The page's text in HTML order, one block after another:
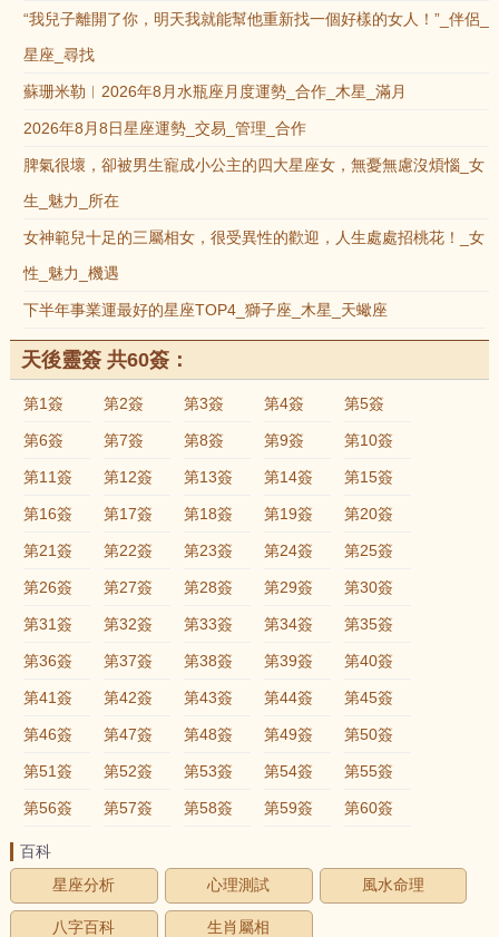
“我兒子離開了你，明天我就能幫他重新找一個好樣的女人！”_伴侶_
星座_尋找
蘇珊米勒︱2026年8月水瓶座月度運勢_合作_木星_滿月
2026年8月8日星座運勢_交易_管理_合作
脾氣很壞，卻被男生寵成小公主的四大星座女，無憂無慮沒煩惱_女
生_魅力_所在
女神範兒十足的三屬相女，很受異性的歡迎，人生處處招桃花！_女
性_魅力_機遇
下半年事業運最好的星座TOP4_獅子座_木星_天蠍座
天後靈簽 共60簽：
第1簽 第2簽 第3簽 第4簽 第5簽
第6簽 第7簽 第8簽 第9簽 第10簽
第11簽 第12簽 第13簽 第14簽 第15簽
第16簽 第17簽 第18簽 第19簽 第20簽
第21簽 第22簽 第23簽 第24簽 第25簽
第26簽 第27簽 第28簽 第29簽 第30簽
第31簽 第32簽 第33簽 第34簽 第35簽
第36簽 第37簽 第38簽 第39簽 第40簽
第41簽 第42簽 第43簽 第44簽 第45簽
第46簽 第47簽 第48簽 第49簽 第50簽
第51簽 第52簽 第53簽 第54簽 第55簽
第56簽 第57簽 第58簽 第59簽 第60簽
百科
星座分析
心理測試 風水命理
八字百科 生肖屬相